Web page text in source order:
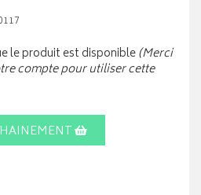
le produit est disponible(Merci
compte pour utiliser cette